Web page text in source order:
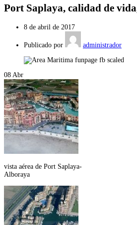
Port Saplaya, calidad de
8 de abril de 2017
Publicado por administrador
08 Abr
vista aérea de Port Saplaya-
Alboraya